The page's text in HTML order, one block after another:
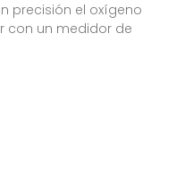
precisión el oxígeno
con un medidor de